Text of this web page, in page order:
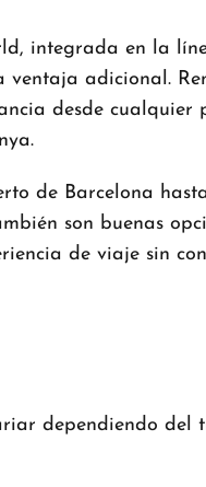
integrada en la
adicional.
desde cualquier
de Barcelona
son buenas
de viaje sin
dependiendo